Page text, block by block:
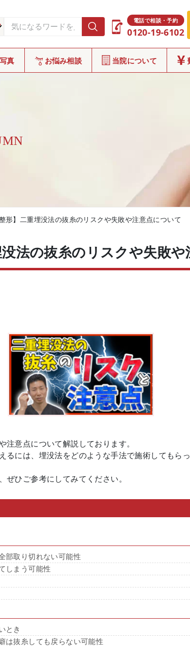
電話で相談・予約
0120-19-6102
真 お悩み相談 当院について
整形】二重埋没法の抜糸のリスクや失敗や注意点について
没法の抜糸のリスクや失敗
意点について解説しております。
るには、埋没法をどのような手法で施術してもら
ひご参考にしてみてください。
取り切れない可能性
しまう可能性
とき
抜糸しても戻らない可能性